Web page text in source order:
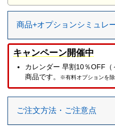
キャンペーン開催中
カレンダー 早割10％OFF
商品です。
※有料オプションを除
ご注文方法・ご注意点
商品+オプションシミュレ